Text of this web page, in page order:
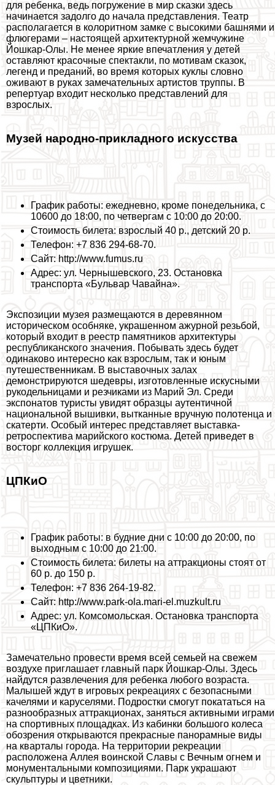
для ребенка, ведь погружение в мир сказки здесь
начинается задолго до начала представления. Театр
располагается в колоритном замке с высокими башнями и
флюгерами – настоящей архитектурной жемчужине
Йошкар-Олы. Не менее яркие впечатления у детей
оставляют красочные спектакли, по мотивам сказок,
легенд и преданий, во время которых куклы словно
оживают в руках замечательных артистов труппы. В
репертуар входит несколько представлений для
взрослых.
Музей народно-прикладного искусства
График работы: ежедневно, кроме понедельника, с
10600 до 18:00, по четвергам с 10:00 до 20:00.
Стоимость билета: взрослый 40 р., детский 20 р.
Телефон: +7 836 294-68-70.
Сайт: http://www.fumus.ru
Адрес: ул. Чернышевского, 23. Остановка
трaнcпорта «Бульвар Чавайна».
Экспозиции музея размещаются в деревянном
историческом особняке, украшенном ажурной резьбой,
который входит в реестр памятников архитектуры
республиканского значения. Побывать здесь будет
одинаково интересно как взрослым, так и юным
путешественникам. В выставочных залах
демонстрируются шедевры, изготовленные искусными
рукодельницами и резчиками из Марий Эл. Среди
экспонатов туристы увидят образцы аутентичной
национальной вышивки, вытканные вручную полотенца и
скатерти. Особый интерес представляет выставка-
ретроспектива марийского костюма. Детей приведет в
восторг коллекция игрушек.
ЦПКиО
График работы: в будние дни с 10:00 до 20:00, по
выходным с 10:00 до 21:00.
Стоимость билета: билеты на аттpaкционы стоят от
60 р. до 150 р.
Телефон: +7 836 264-19-82.
Сайт: http://www.park-ola.mari-el.muzkult.ru
Адрес: ул. Комсомольская. Остановка трaнcпорта
«ЦПКиО».
Замечательно провести время всей семьей на свежем
воздухе приглашает главный парк Йошкар-Олы. Здесь
найдутся развлечения для ребенка любого возраста.
Малышей ждут в игровых рекреациях с безопасными
качелями и каруселями. Подростки смогут покататься на
разнообразных аттpaкционах, заняться активными играми
на спортивных площадках. Из кабинки большого колеса
обозрения открываются прекрасные панорамные виды
на кварталы города. На территории рекреации
расположена Аллея воинской Славы с Вечным огнем и
монументальными композициями. Парк украшают
скульптуры и цветники.